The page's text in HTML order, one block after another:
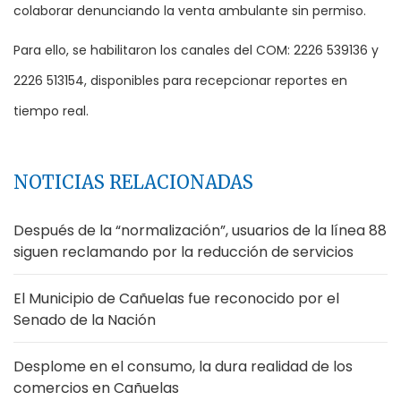
colaborar denunciando la venta ambulante sin permiso.
Para ello, se habilitaron los canales del COM: 2226 539136 y
2226 513154, disponibles para recepcionar reportes en
tiempo real.
NOTICIAS RELACIONADAS
Después de la “normalización”, usuarios de la línea 88
siguen reclamando por la reducción de servicios
El Municipio de Cañuelas fue reconocido por el
Senado de la Nación
Desplome en el consumo, la dura realidad de los
comercios en Cañuelas